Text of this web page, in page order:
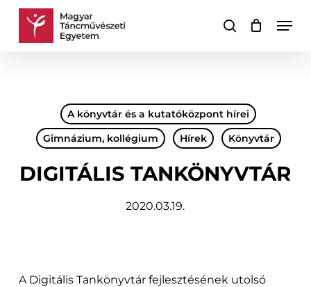
Skip
keresés
Kosár Kosár
A könyvtár és a kutatóközpont hírei
Gimnázium, kollégium
Hírek Könyvtár
DIGITÁLIS TANKÖNYVTÁR
2020.03.19.
A Digitális Tankönyvtár fejlesztésének utolsó